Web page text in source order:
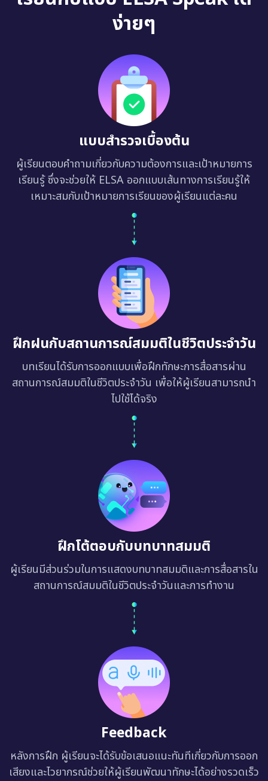
ง่ายๆ
แบบสำรวจเบื้องต้น
ผู้เรียนตอบคำถามเกี่ยวกับความต้องการและเป้าหมายการ
เรียนรู้ ซึ่งจะช่วยให้ ELSA ออกแบบเส้นทางการเรียนรู้ให้
เหมาะสมกับเป้าหมายการเรียนของผู้เรียนแต่ละคน
ฝึกฝนกับสถานการณ์สมมติในชีวิตประจำวัน
บทเรียนได้รับการออกแบบเพื่อฝึกทักษะการสื่อสารผ่าน
สถานการณ์สมมติในชีวิตประจำวัน เพื่อให้ผู้เรียนสามารถนำ
ไปใช้ได้จริง
ฝึกโต้ตอบกับบทบาทสมมติ
ผู้เรียนมีส่วนร่วมในการแสดงบทบาทสมมติและการสื่อสารใน
สถานการณ์สมมติในชีวิตประจำวันและการทำงาน
Feedback
หลังการฝึก ผู้เรียนจะได้รับข้อเสนอแนะทันทีเกี่ยวกับการออก
เสียงและไวยากรณ์ช่วยให้ผู้เรียนพัฒนาทักษะได้อย่างรวดเร็ว